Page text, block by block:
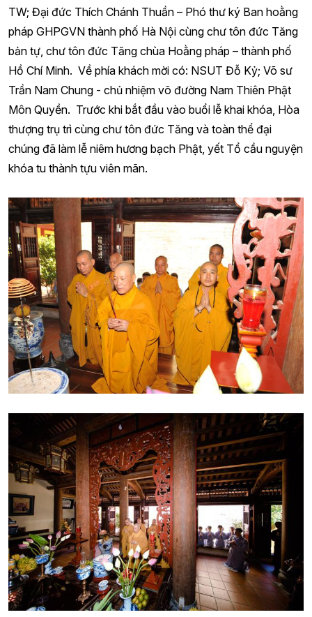
TW; Đại đức Thích Chánh Thuần – Phó thư ký Ban hoằng
pháp GHPGVN thành phố Hà Nội cùng chư tôn đức Tăng
bản tự, chư tôn đức Tăng chùa Hoằng pháp – thành phố
Hồ Chí Minh. Về phía khách mời có: NSUT Đỗ Kỷ; Võ sư
Trần Nam Chung - chủ nhiệm võ đường Nam Thiên Phật
Môn Quyền. Trước khi bắt đầu vào buổi lễ khai khóa, Hòa
thượng trụ trì cùng chư tôn đức Tăng và toàn thể đại
chúng đã làm lễ niêm hương bạch Phật, yết Tổ cầu nguyện
khóa tu thành tựu viên mãn.